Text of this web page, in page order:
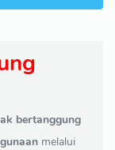
bertanggung
melalui